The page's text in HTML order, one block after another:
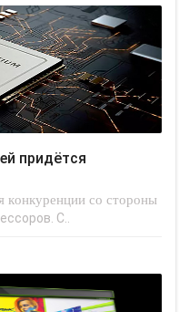
конкуренции со стороны
С..